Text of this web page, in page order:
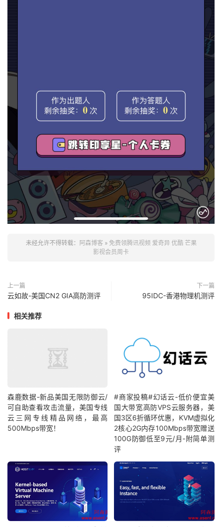
未经允许不得转载： 阿森博客 » 免费领腾讯视频 爱奇异 优酷 芒果
影视会员周卡
上一篇
云如故-美国CN2 GIA高防测评
下一篇
95IDC-香港物理机测评
相关推荐
森鹿数据-新品美国无限防御云/
可自助查看攻击流量，美国专线
云三网专线精品网络，最高
500Mbps带宽！
#商家投稿#幻话云-低价便宜美
国大带宽高防VPS云服务器，美
国3区6折循环优惠，KVM虚拟化
2核心2G内存100Mbps带宽赠送
100G防御低至9元/月-附简单测
评